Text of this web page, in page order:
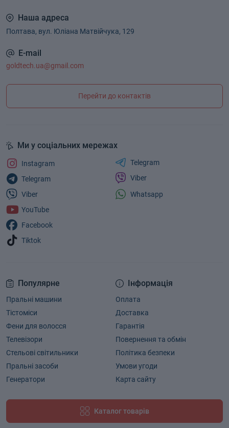
Наша адреса
Полтава, вул. Юліана Матвійчука, 129
E-mail
goldtech.ua@gmail.com
Перейти до контактів
Популярне
Пральні машини
Тістоміси
Фени для волосся
Телевізори
Стельові світильники
Пральні засоби
Генератори
Інформація
Оплата
Доставка
Гарантія
Повернення та обмін
Політика безпеки
Умови угоди
Карта сайту
Каталог товарів
Ми у соціальних мережах
Instagram
Telegram
Viber
YouTube
Facebook
Tiktok
Telegram
Viber
Whatsapp